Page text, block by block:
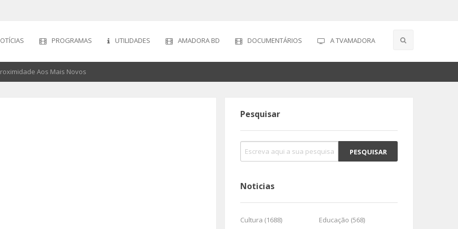
PROGRAMAS UTILIDADES AMADORA BD DOCUMENTÁRIOS A TVAMADORA
Aos Mais Novos
Pesquisar
Noticias
Cultura (1688)
Educação (568)